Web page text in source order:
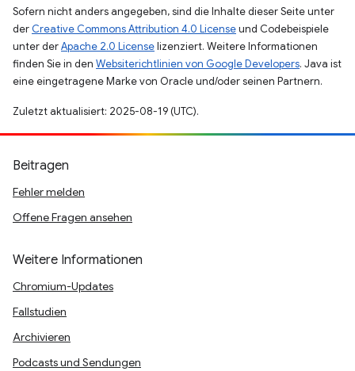
Sofern nicht anders angegeben, sind die Inhalte dieser Seite unter
der Creative Commons Attribution 4.0 Licenseund Codebeispiele
unter derApache 2.0 Licenselizenziert. Weitere Informationen
finden Sie in den Websiterichtlinien von Google Developers. Java ist
eine eingetragene Marke von Oracle und/oder seinen Partnern.
Zuletzt aktualisiert: 2025-08-19 (UTC).
Beitragen
Fehler melden
Offene Fragen ansehen
Weitere Informationen
Chromium-Updates
Fallstudien
Archivieren
Podcasts und Sendungen